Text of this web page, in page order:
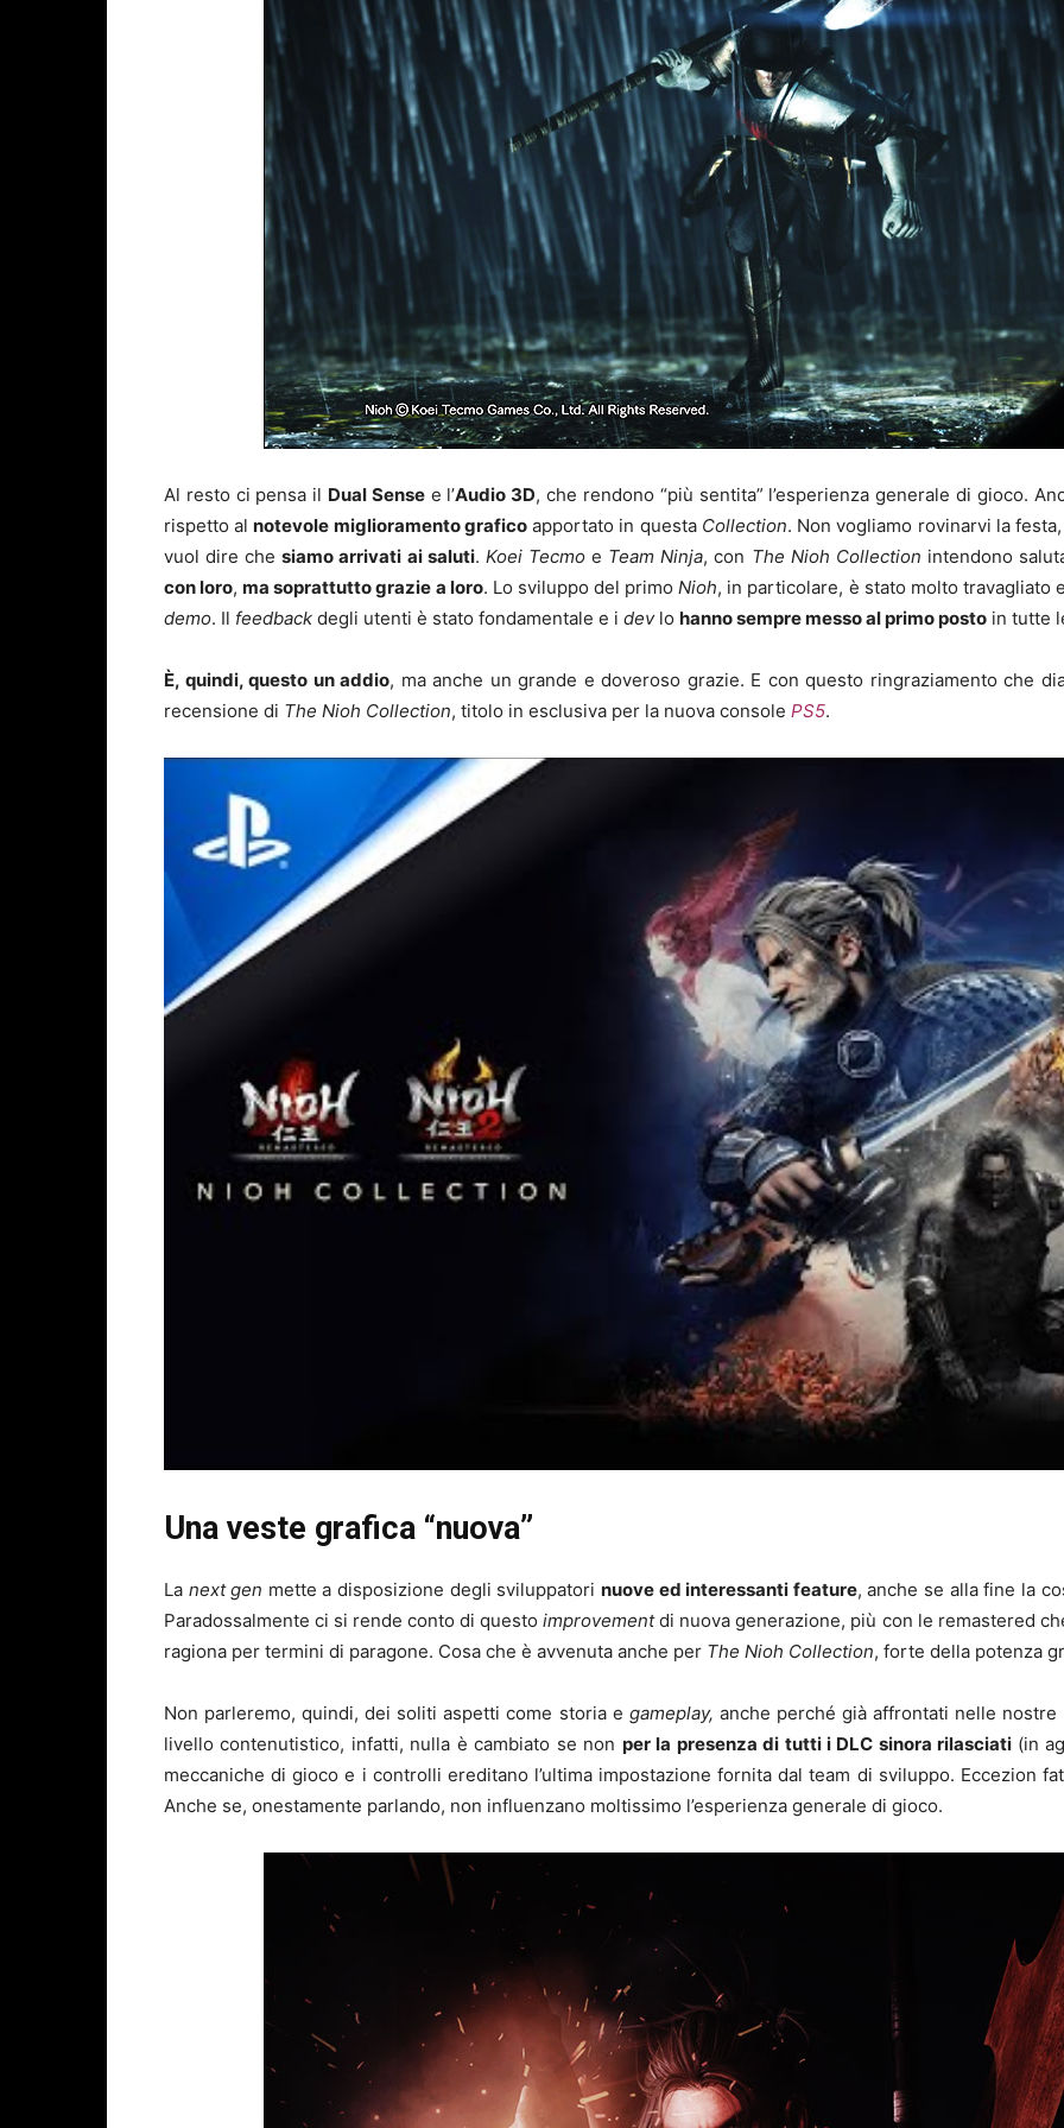
Al resto ci pensa il Dual Sensee l’Audio 3D, che rendono “più sentita” l’esperienza generale di gioco.
rispetto alnotevole miglioramento graficoapportato in questa Collection. Non vogliamo rovinarvi la
vuol dire chesiamo arrivati ai saluti. Koei Tecmo e Team Ninja, con The Nioh Collection intendono
con loro,ma soprattutto grazie a loro. Lo sviluppo del primoNioh, in particolare, è stato molto travagliato
demo. Il feedback degli utenti è stato fondamentale e i devlo hanno sempre messo al primo posto in tutte
È, quindi, questo un addio, ma anche un grande e doveroso grazie. E con questo ringraziamento che
recensione di The Nioh Collection, titolo in esclusiva per la nuova console PS5.
Una veste grafica “nuova”
La next gen mette a disposizione degli sviluppatori nuove ed interessanti feature, anche se alla fine la
Paradossalmente ci si rende conto di questoimprovementdi nuova generazione, più con le remastered
ragiona per termini di paragone. Cosa che è avvenuta anche per The Nioh Collection, forte della potenza
Non parleremo, quindi, dei soliti aspetti come storia e gameplay, anche perché già affrontati nelle
livello contenutistico, infatti, nulla è cambiato se non per la presenza di tutti i DLC sinora rilasciati (in
meccaniche di gioco e i controlli ereditano l’ultima impostazione fornita dal team di sviluppo. Eccezion
Anche se, onestamente parlando, non influenzano moltissimo l’esperienza generale di gioco.